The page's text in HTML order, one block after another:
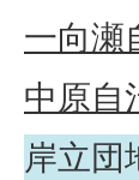
一向瀬
中原自
岸立団